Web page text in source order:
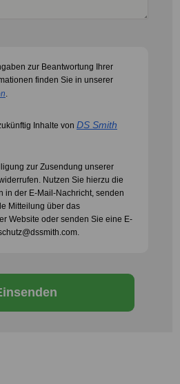
zur Beantwortung Ihrer
finden Sie in unserer
.
Inhalte von DS Smith
zur Zusendung unserer
Nutzen Sie hierzu die
in der E-Mail-Nachricht, senden
Mitteilung über das
Website oder senden Sie eine E-